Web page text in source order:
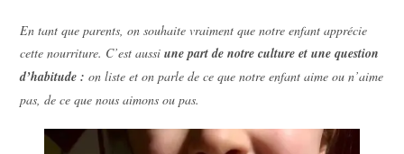
En tant que parents, on souhaite vraiment que notre enfant apprécie
cette nourriture. C’est aussiune part de notre culture et une question
d’habitude : on liste et on parle de ce que notre enfant aime ou n’aime
pas, de ce que nous aimons ou pas.